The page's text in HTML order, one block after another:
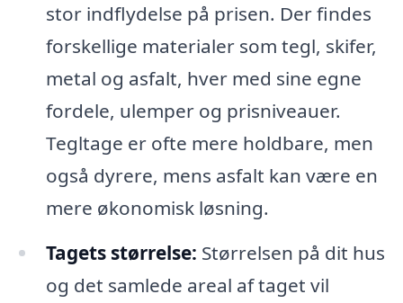
stor indflydelse på prisen. Der findes
forskellige materialer som tegl, skifer,
metal og asfalt, hver med sine egne
fordele, ulemper og prisniveauer.
Tegltage er ofte mere holdbare, men
også dyrere, mens asfalt kan være en
mere økonomisk løsning.
Tagets størrelse: Størrelsen på dit hus
og det samlede areal af taget vil